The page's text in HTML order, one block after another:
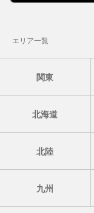
エリア一覧
関東
北海道
北陸
九州